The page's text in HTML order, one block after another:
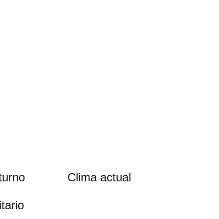
Clima actual